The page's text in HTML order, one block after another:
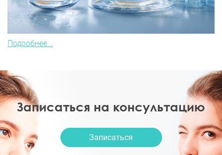
Подробнее...
Записаться на консультацию
Записаться